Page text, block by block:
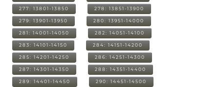
277: 13801-13850 278: 13851-13900
279: 13901-13950 280: 13951-14000
281: 14001-14050 282: 14051-14100
283: 14101-14150 284: 14151-14200
285: 14201-14250 286: 14251-14300
287: 14301-14350 288: 14351-14400
289: 14401-14450 290: 14451-14500